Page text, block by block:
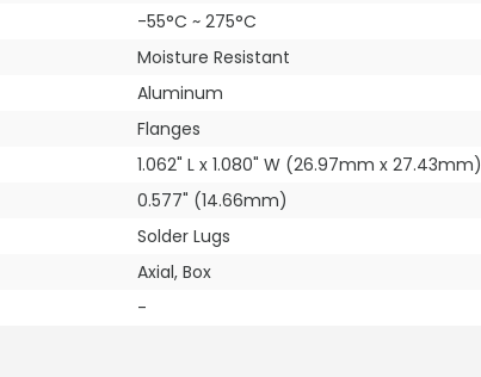
-55°C ~ 275°C
Moisture Resistant
Aluminum
Flanges
1.062" L x 1.080" W (26.97mm x 27.43mm)
0.577" (14.66mm)
Solder Lugs
Axial, Box
-